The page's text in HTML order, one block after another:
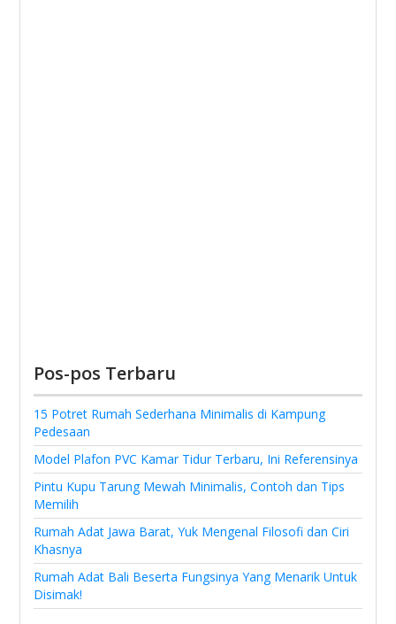
Pos-pos Terbaru
15 Potret Rumah Sederhana Minimalis di Kampung
Pedesaan
Model Plafon PVC Kamar Tidur Terbaru, Ini Referensinya
Pintu Kupu Tarung Mewah Minimalis, Contoh dan Tips
Memilih
Rumah Adat Jawa Barat, Yuk Mengenal Filosofi dan Ciri
Khasnya
Rumah Adat Bali Beserta Fungsinya Yang Menarik Untuk
Disimak!